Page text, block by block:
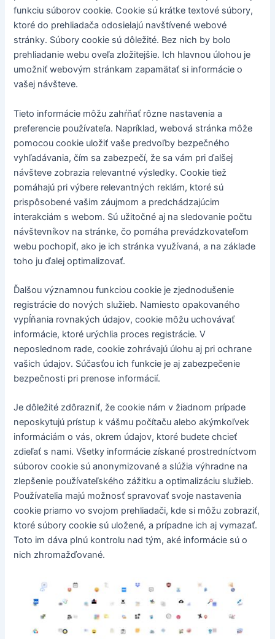
funkciu súborov cookie. Cookie sú krátke textové súbory,
ktoré do prehliadača odosielajú navštívené webové
stránky. Súbory cookie sú dôležité. Bez nich by bolo
prehliadanie webu oveľa zložitejšie. Ich hlavnou úlohou je
umožniť webovým stránkam zapamätať si informácie o
vašej návšteve.
Tieto informácie môžu zahŕňať rôzne nastavenia a
preferencie používateľa. Napríklad, webová stránka môže
pomocou cookie uložiť vaše predvoľby bezpečného
vyhľadávania, čím sa zabezpečí, že sa vám pri ďalšej
návšteve zobrazia relevantné výsledky. Cookie tiež
pomáhajú pri výbere relevantných reklám, ktoré sú
prispôsobené vašim záujmom a predchádzajúcim
interakciám s webom. Sú užitočné aj na sledovanie počtu
návštevníkov na stránke, čo pomáha prevádzkovateľom
webu pochopiť, ako je ich stránka využívaná, a na základe
toho ju ďalej optimalizovať.
Ďalšou významnou funkciou cookie je zjednodušenie
registrácie do nových služieb. Namiesto opakovaného
vypĺňania rovnakých údajov, cookie môžu uchovávať
informácie, ktoré urýchlia proces registrácie. V
neposlednom rade, cookie zohrávajú úlohu aj pri ochrane
vašich údajov. Súčasťou ich funkcie je aj zabezpečenie
bezpečnosti pri prenose informácií.
Je dôležité zdôrazniť, že cookie nám v žiadnom prípade
neposkytujú prístup k vášmu počítaču alebo akýmkoľvek
informáciám o vás, okrem údajov, ktoré budete chcieť
zdieľať s nami. Všetky informácie získané prostredníctvom
súborov cookie sú anonymizované a slúžia výhradne na
zlepšenie používateľského zážitku a optimalizáciu služieb.
Používatelia majú možnosť spravovať svoje nastavenia
cookie priamo vo svojom prehliadači, kde si môžu zobraziť,
ktoré súbory cookie sú uložené, a prípadne ich aj vymazať.
Toto im dáva plnú kontrolu nad tým, aké informácie sú o
nich zhromažďované.